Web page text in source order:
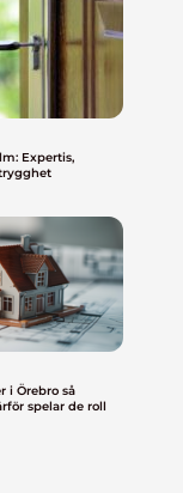
Expertis,
så
spelar de roll